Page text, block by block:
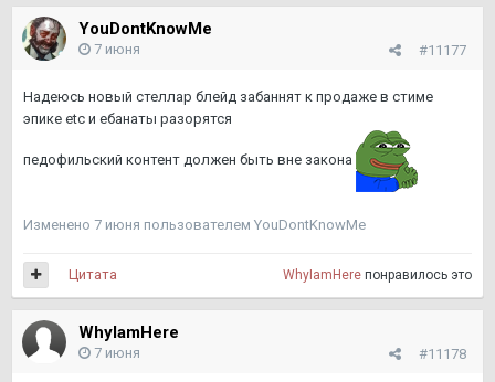
YouDontKnowMe
#11177
7 июня
Надеюсь новый стеллар блейд забаннят к продаже в стиме
эпике etc и ебанаты разорятся
педофильский контент должен быть вне закона
Изменено 7 июня пользователем YouDontKnowMe
WhyIamHere понравилось это
Цитата
WhyIamHere
#11178
7 июня